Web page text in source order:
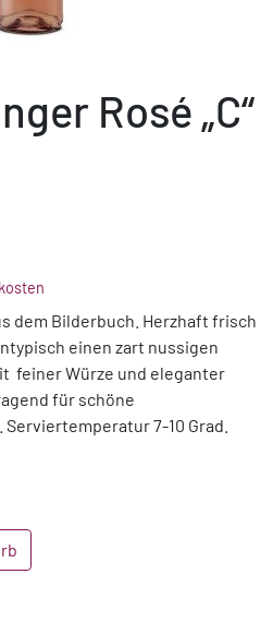
Rosé „C“
dem Bilderbuch. Herzhaft frisch
einen zart nussigen
feiner Würze und eleganter
für schöne
7-10 Grad.